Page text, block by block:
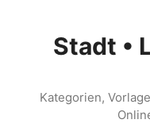
springenStadt •
Kategorien,